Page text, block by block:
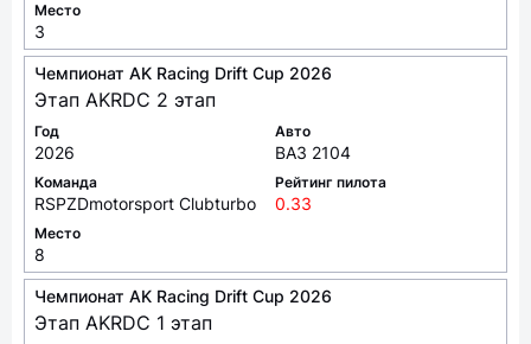
Место
3
Чемпионат AK Racing Drift Cup 2026
Этап AKRDC 2 этап
Год
2026
Авто
ВАЗ 2104
Команда
RSPZDmotorsport Clubturbo
Рейтинг пилота
0.33
Место
8
Чемпионат AK Racing Drift Cup 2026
Этап AKRDC 1 этап